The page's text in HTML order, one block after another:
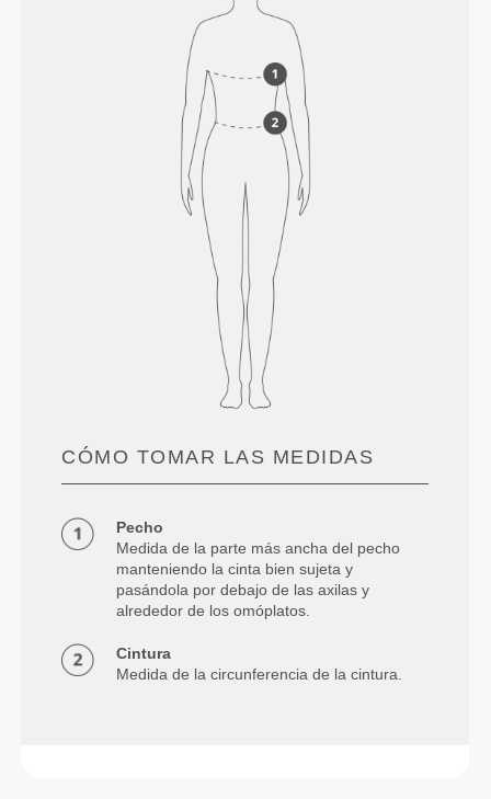
CÓMO TOMAR LAS MEDIDAS
Pecho
Medida de la parte más ancha del pecho
manteniendo la cinta bien sujeta y
pasándola por debajo de las axilas y
alrededor de los omóplatos.
Cintura
Medida de la circunferencia de la cintura.